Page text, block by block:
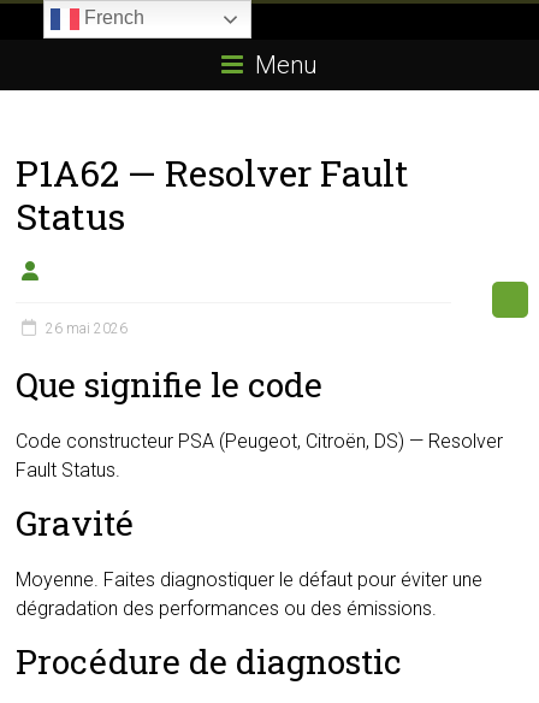
E85.com
passion
boîtier
éthanol
Menu
P1A62 — Resolver Fault
Status
26 mai 2026
Que signifie le code
Code constructeur PSA (Peugeot, Citroën, DS) — Resolver
Fault Status.
Gravité
Moyenne. Faites diagnostiquer le défaut pour éviter une
dégradation des performances ou des émissions.
Procédure de diagnostic
French